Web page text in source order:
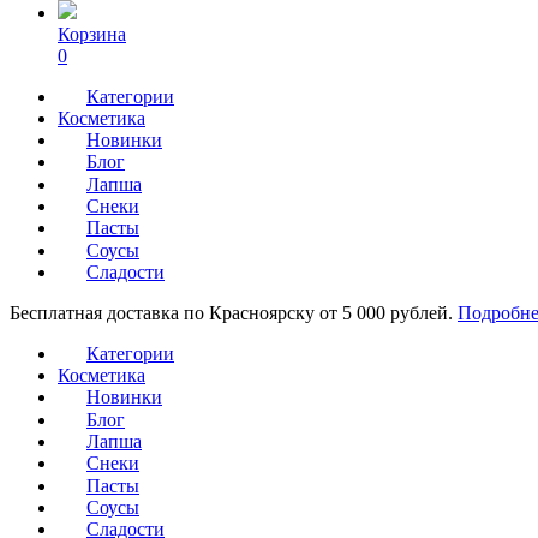
Корзина
0
Категории
Косметика
Новинки
Блог
Лапша
Снеки
Пасты
Соусы
Сладости
Бесплатная доставка по Красноярску от 5 000 рублей.
Категории
Косметика
Новинки
Блог
Лапша
Снеки
Пасты
Соусы
Сладости